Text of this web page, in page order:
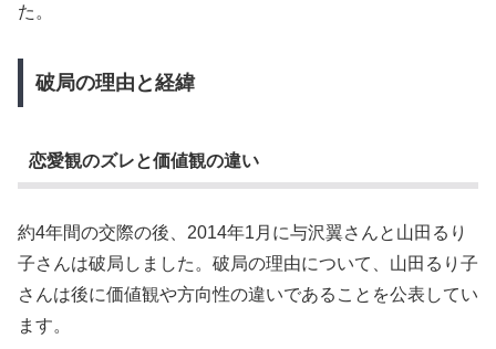
た。
破局の理由と経緯
恋愛観のズレと価値観の違い
約4年間の交際の後、2014年1月に与沢翼さんと山田るり
子さんは破局しました。破局の理由について、山田るり子
さんは後に価値観や方向性の違いであることを公表してい
ます。